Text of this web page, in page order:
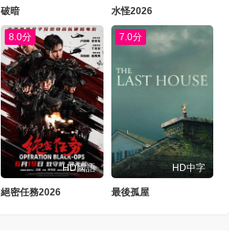
破暗 水怪2026
8.0分
HD國語
絕密任務2026
7.0分
HD中字
最後孤屋